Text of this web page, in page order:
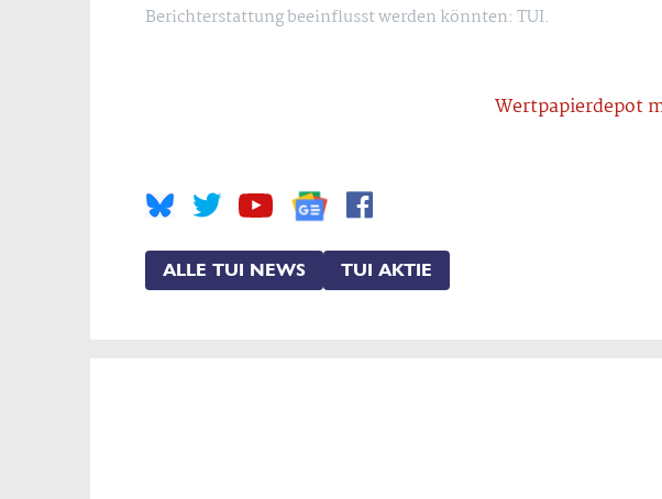
Berichterstattung beeinflusst werden könnten: TUI.
Wertpapierdepot
ALLE TUI NEWS TUI AKTIE